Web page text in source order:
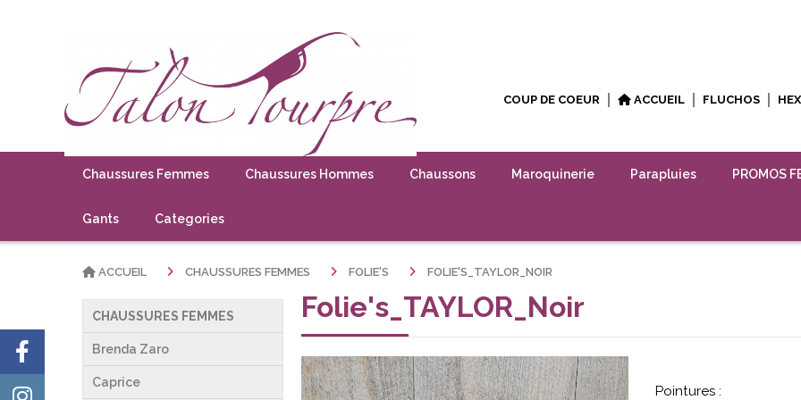
COUP DE COEUR ACCUEIL FLUCHOS
Chaussures Femmes Chaussures Hommes Chaussons Maroquinerie Parapluies PROMOS
Gants Categories
CHAUSSURES FEMMES
Brenda Zaro
Caprice
ACCUEIL CHAUSSURES FEMMES FOLIE'S FOLIE'S_TAYLOR_NOIR
Folie's_TAYLOR_Noir
Pointures :